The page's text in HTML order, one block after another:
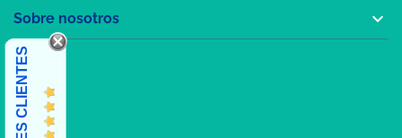
Sobre nosotros 